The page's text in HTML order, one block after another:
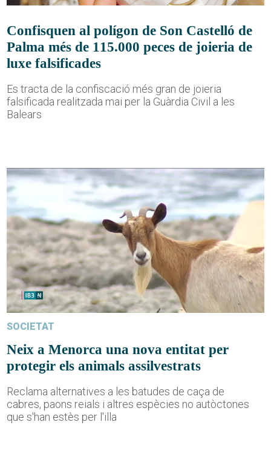
Confisquen al polígon de Son Castelló de
Palma més de 115.000 peces de joieria de
luxe falsificades
Es tracta de la confiscació més gran de joieria
falsificada realitzada mai per la Guàrdia Civil a les
Balears
SOCIETAT
Neix a Menorca una nova entitat per
protegir els animals assilvestrats
Reclama alternatives a les batudes de caça de
cabres, paons reials i altres espècies no autòctones
que s'han estès per l'illa